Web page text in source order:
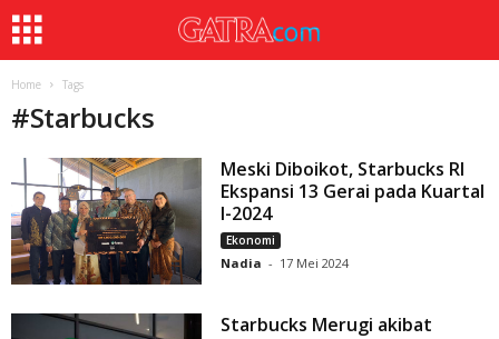
Home Tags
#Starbucks
Meski Diboikot, Starbucks RI
Ekspansi 13 Gerai pada Kuartal
I-2024
Ekonomi
Nadia - 17 Mei 2024
Starbucks Merugi akibat